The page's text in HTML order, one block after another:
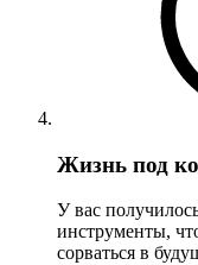
Жизнь под
У вас
инструменты,
сорваться в